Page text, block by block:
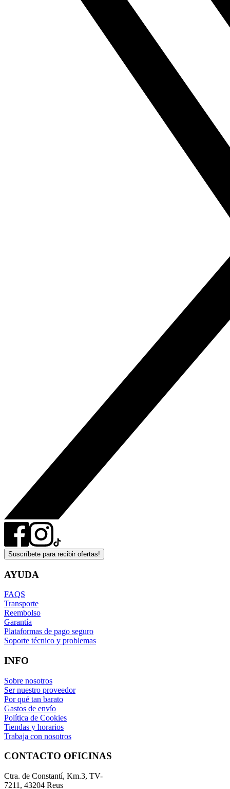
Suscríbete para recibir ofertas!
AYUDA
FAQS
Transporte
Reembolso
Garantía
Plataformas de pago seguro
Soporte técnico y problemas
INFO
Sobre nosotros
Ser nuestro proveedor
Por qué tan barato
Gastos de envío
Política de Cookies
Tiendas y horarios
Trabaja con nosotros
CONTACTO OFICINAS
Ctra. de Constantí, Km.3, TV-
7211, 43204 Reus